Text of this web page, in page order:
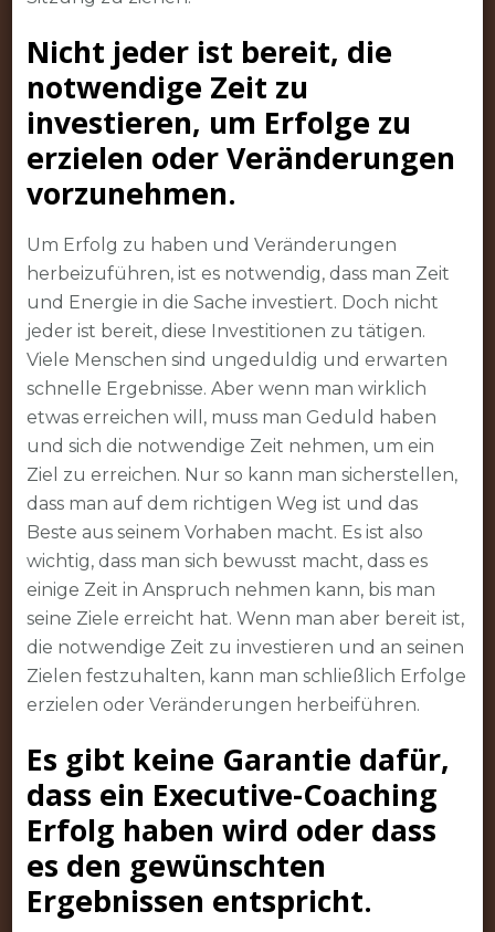
Nicht jeder ist bereit, die
notwendige Zeit zu
investieren, um Erfolge zu
erzielen oder Veränderungen
vorzunehmen.
Um Erfolg zu haben und Veränderungen
herbeizuführen, ist es notwendig, dass man Zeit
und Energie in die Sache investiert. Doch nicht
jeder ist bereit, diese Investitionen zu tätigen.
Viele Menschen sind ungeduldig und erwarten
schnelle Ergebnisse. Aber wenn man wirklich
etwas erreichen will, muss man Geduld haben
und sich die notwendige Zeit nehmen, um ein
Ziel zu erreichen. Nur so kann man sicherstellen,
dass man auf dem richtigen Weg ist und das
Beste aus seinem Vorhaben macht. Es ist also
wichtig, dass man sich bewusst macht, dass es
einige Zeit in Anspruch nehmen kann, bis man
seine Ziele erreicht hat. Wenn man aber bereit ist,
die notwendige Zeit zu investieren und an seinen
Zielen festzuhalten, kann man schließlich Erfolge
erzielen oder Veränderungen herbeiführen.
Es gibt keine Garantie dafür,
dass ein Executive-Coaching
Erfolg haben wird oder dass
es den gewünschten
Ergebnissen entspricht.